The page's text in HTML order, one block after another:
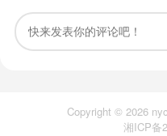
Copyright © 2026
湘ICP备